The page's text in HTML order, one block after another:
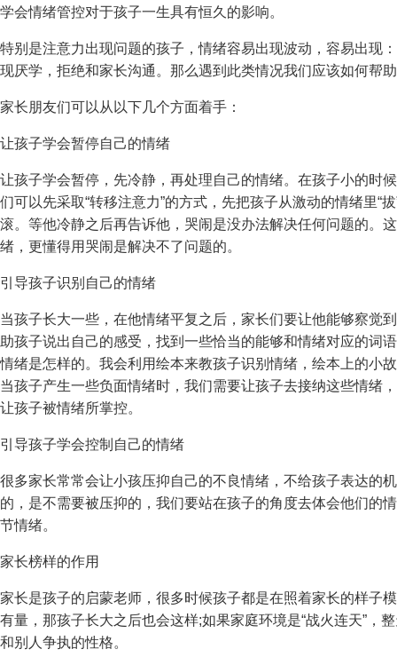
学会情绪管控对于孩子一生具有恒久的影响。
特别是注意力出现问题的孩子，情绪容易出现波动，容易出现
现厌学，拒绝和家长沟通。那么遇到此类情况我们应该如何帮
家长朋友们可以从以下几个方面着手：
让孩子学会暂停自己的情绪
让孩子学会暂停，先冷静，再处理自己的情绪。在孩子小的时
们可以先采取“转移注意力”的方式，先把孩子从激动的情绪里“
滚。等他冷静之后再告诉他，哭闹是没办法解决任何问题的。
绪，更懂得用哭闹是解决不了问题的。
引导孩子识别自己的情绪
当孩子长大一些，在他情绪平复之后，家长们要让他能够察觉
助孩子说出自己的感受，找到一些恰当的能够和情绪对应的词
情绪是怎样的。我会利用绘本来教孩子识别情绪，绘本上的小
当孩子产生一些负面情绪时，我们需要让孩子去接纳这些情绪
让孩子被情绪所掌控。
引导孩子学会控制自己的情绪
很多家长常常会让小孩压抑自己的不良情绪，不给孩子表达的
的，是不需要被压抑的，我们要站在孩子的角度去体会他们的
节情绪。
家长榜样的作用
家长是孩子的启蒙老师，很多时候孩子都是在照着家长的样子
有量，那孩子长大之后也会这样;如果家庭环境是“战火连天”，
和别人争执的性格。